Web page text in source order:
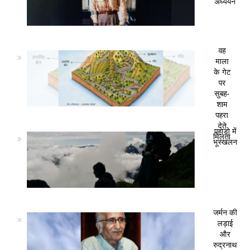
वह
माला
के गेट
पर
सुबह-
शाम
पहरा
देते
मिलता
पहाड़ो में
भूस्खलन
जर्मन की
लड़ाई
और
रुद्रनाथ